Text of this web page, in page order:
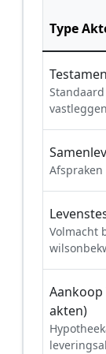
Type
vastleggen
Volmacht
akten)